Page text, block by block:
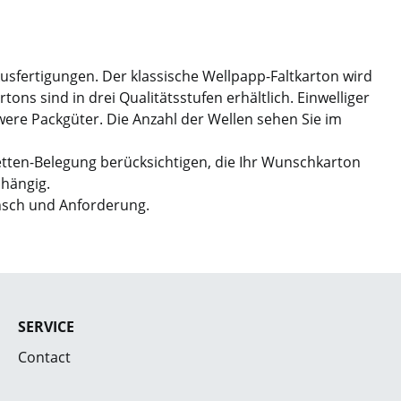
Der klassische Wellpapp-Faltkarton wird
sind in drei Qualitätsstufen erhältlich. Einwelliger
Packgüter. Die Anzahl der Wellen sehen Sie im
Belegung berücksichtigen, die Ihr Wunschkarton
und Anforderung.
SERVICE
Contact